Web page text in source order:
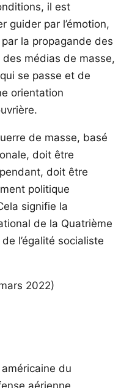
il est
guider par l’émotion,
la propagande des
médias de masse,
se passe et de
orientation
de masse, basé
doit être
doit être
politique
signifie la
de la Quatrième
l’égalité socialiste
2022)
du